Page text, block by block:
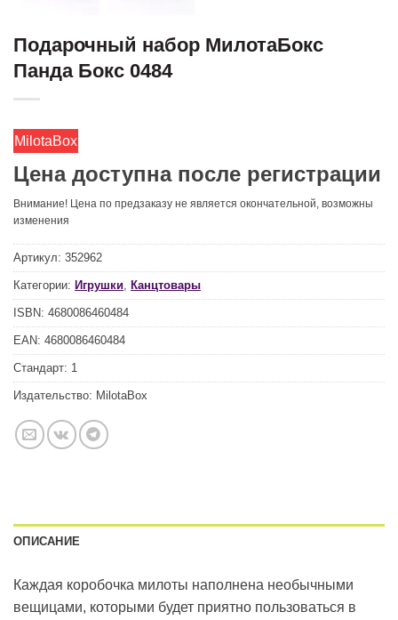
Подарочный набор МилотаБокс
Панда Бокс 0484
MilotaBox
Цена доступна после регистрации
Внимание! Цена по предзаказу не является окончательной, возможны
изменения
Артикул: 352962
Категории: Игрушки Канцтовары
ISBN: 4680086460484
EAN: 4680086460484
Стандарт: 1
Издательство: MilotaBox
ОПИСАНИЕ
Каждая коробочка милоты наполнена необычными
вещицами, которыми будет приятно пользоваться в